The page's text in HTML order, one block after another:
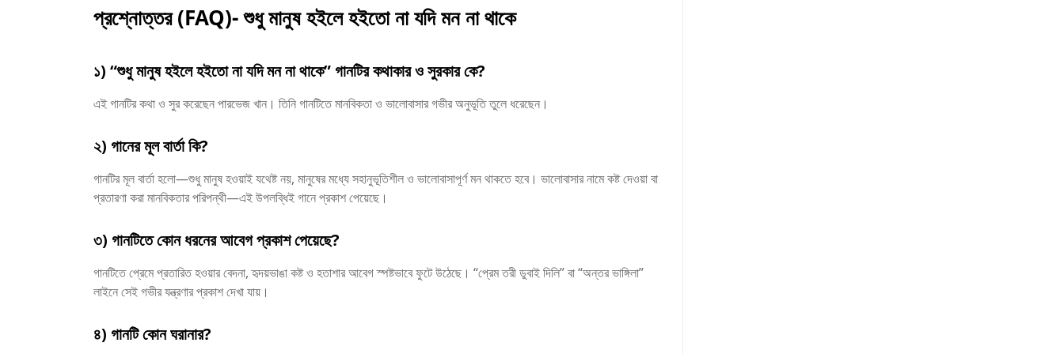
প্রশ্নোত্তর (FAQ)-শুধু মানুষ হইলে হইতো না যদি মন না থাকে
১) “শুধু মানুষ হইলে হইতো না যদি মন না থাকে” গানটির কথাকার ও সুরকার কে?
এই গানটির কথা ও সুর করেছেন পারভেজ খান। তিনি গানটিতে মানবিকতা ও ভালোবাসার গভীর অনুভূতি তুলে ধরেছেন।
২) গানের মূল বার্তা কি?
গানটির মূল বার্তা হলো—শুধু মানুষ হওয়াই যথেষ্ট নয়, মানুষের মধ্যে সহানুভূতিশীল ও ভালোবাসাপূর্ণ মন থাকতে হবে। ভালোবাসার নামে কষ্ট দেওয়া বা
প্রতারণা করা মানবিকতার পরিপন্থী—এই উপলব্ধিই গানে প্রকাশ পেয়েছে।
৩) গানটিতে কোন ধরনের আবেগ প্রকাশ পেয়েছে?
গানটিতে প্রেমে প্রতারিত হওয়ার বেদনা, হৃদয়ভাঙা কষ্ট ও হতাশার আবেগ স্পষ্টভাবে ফুটে উঠেছে। “প্রেম তরী ডুবাই দিলি” বা “অন্তর ভাঙ্গিলা”
লাইনে সেই গভীর যন্ত্রণার প্রকাশ দেখা যায়।
৪) গানটি কোন ঘরানার?